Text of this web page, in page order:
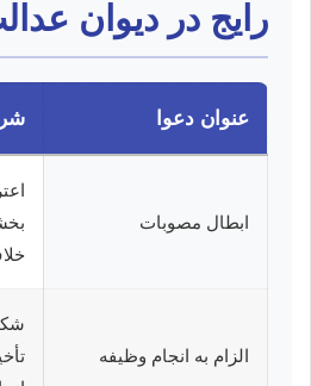
رایج در دیوان
عنوان دعوا
ابطال مصوبات
الزام به انجام وظیفه